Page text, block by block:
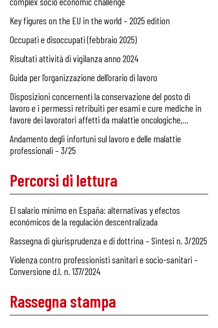
Key figures on the EU in the world – 2025 edition
Occupati e disoccupati (febbraio 2025)
Risultati attività di vigilanza anno 2024
Guida per l’organizzazione dell’orario di lavoro
Disposizioni concernenti la conservazione del posto di
lavoro e i permessi retribuiti per esami e cure mediche in
favore dei lavoratori affetti da malattie oncologiche,...
Andamento degli infortuni sul lavoro e delle malattie
professionali – 3/25
Percorsi di lettura
El salario mínimo en España: alternativas y efectos
económicos de la regulación descentralizada
Rassegna di giurisprudenza e di dottrina – Sintesi n. 3/2025
Violenza contro professionisti sanitari e socio-sanitari –
Conversione d.l. n. 137/2024
Rassegna stampa